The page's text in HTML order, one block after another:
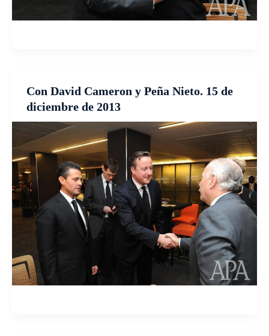
Con David Cameron y Peña Nieto. 15 de
diciembre de 2013